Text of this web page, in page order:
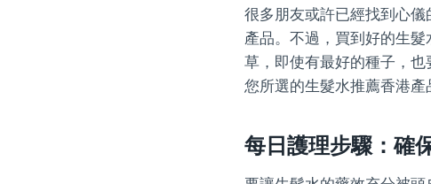
很多朋友或許已經找到心
產品。不過，買到好的生
草，即使有最好的種子，
您所選的生髮水推薦香港產
每日護理步驟：確